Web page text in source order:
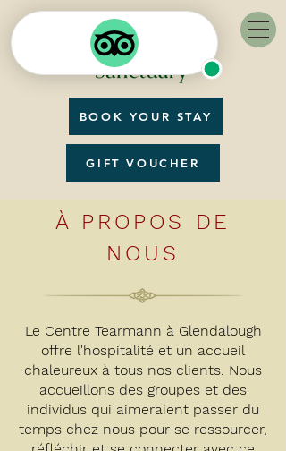
BOOK YOUR STAY
GIFT VOUCHER
À PROPOS DE
NOUS
Le Centre Tearmann à Glendalough
offre l'hospitalité et un accueil
chaleureux à tous nos clients. Nous
accueillons des groupes et des
individus qui aimeraient passer du
temps chez nous pour se ressourcer,